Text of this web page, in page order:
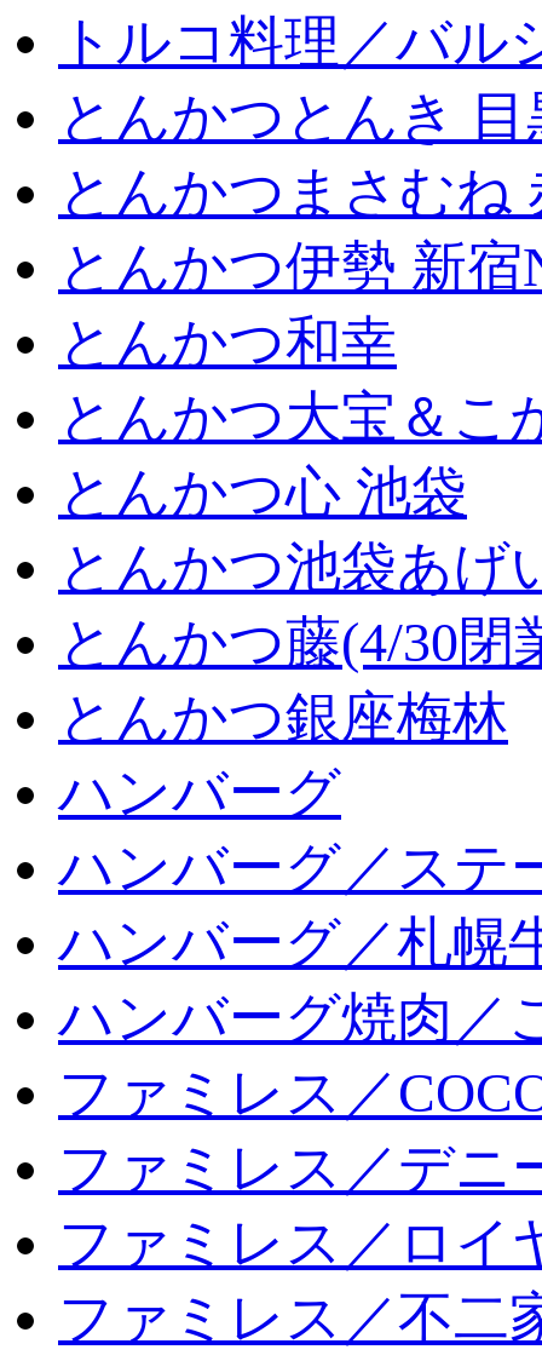
トルコ料理／バル
とんかつとんき
とんかつまさむね
とんかつ伊勢 新宿
とんかつ和幸
とんかつ大宝＆こ
とんかつ心 池袋
とんかつ池袋あげ
とんかつ藤(4/30閉
とんかつ銀座梅林
ハンバーグ
ハンバーグ／ステ
ハンバーグ／札幌
ハンバーグ焼肉／
ファミレス／
ファミレス／デニ
ファミレス／ロイ
ファミレス／不二